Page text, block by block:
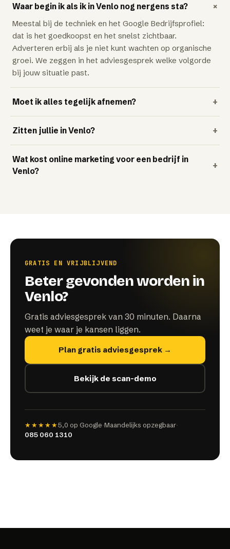
Waar begin ik als ik in Venlo nog nergens sta? +
Meestal bij de techniek en het Google Bedrijfsprofiel:
dat is het goedkoopst en het snelst zichtbaar.
Adverteren erbij als je niet kunt wachten op organische
groei. We zeggen in het adviesgesprek welke volgorde
bij jouw situatie past.
Moet ik alles tegelijk afnemen? +
Zitten jullie in Venlo? +
Wat kost online marketing voor een bedrijf in
Venlo?
+
GRATIS EN VRIJBLIJVEND
Beter gevonden worden in
Venlo?
Gratis adviesgesprek van 30 minuten. Daarna
weet je waar je kansen liggen.
Plan gratis adviesgesprek →
Bekijk de scan-demo
★★★★★5,0 op Google·Maandelijks opzegbaar·
085 060 1310